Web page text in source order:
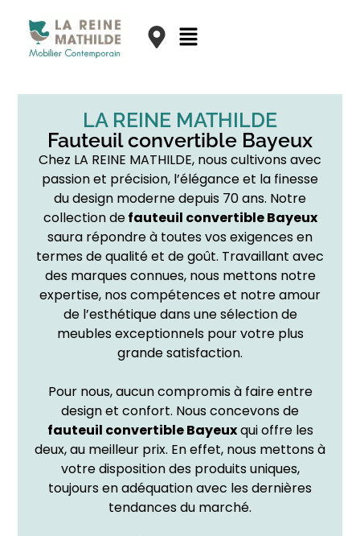
LA REINE MATHILDE
Fauteuil convertible Bayeux
Chez LA REINE MATHILDE, nous cultivons avec
passion et précision, l’élégance et la finesse
du design moderne depuis 70 ans. Notre
collection defauteuil convertible Bayeux
saura répondre à toutes vos exigences en
termes de qualité et de goût. Travaillant avec
des marques connues, nous mettons notre
expertise, nos compétences et notre amour
de l’esthétique dans une sélection de
meubles exceptionnels pour votre plus
grande satisfaction.
Pour nous, aucun compromis à faire entre
design et confort. Nous concevons de
fauteuil convertibleBayeuxqui offre les
deux, au meilleur prix. En effet, nous mettons à
votre disposition des produits uniques,
toujours en adéquation avec les dernières
tendances du marché.